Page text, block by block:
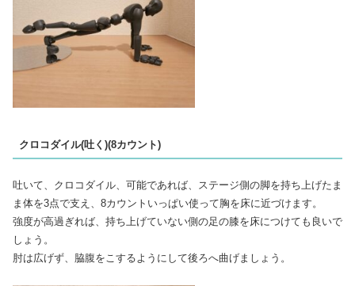
クロコダイル(吐く)(8カウント)
吐いて、クロコダイル、可能であれば、ステージ側の脚を持ち上げたま
ま体を3点で支え、8カウントいっぱい使って胸を床に近づけます。
強度が高過ぎれば、持ち上げていない側の足の膝を床につけても良いで
しょう。
肘は広げず、脇腹をこするようにして後ろへ曲げましょう。